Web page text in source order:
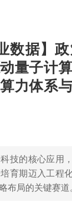
数据】
量子计
力体系
技的核心应用
育期迈入工程
布局的关键赛道